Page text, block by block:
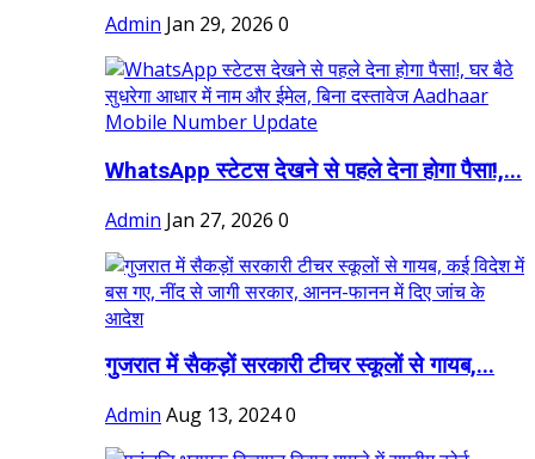
Admin Jan 29, 2026 0
WhatsApp स्टेटस देखने से पहले देना होगा पैसा!,...
Admin Jan 27, 2026 0
गुजरात में सैकड़ों सरकारी टीचर स्कूलों से गायब,...
Admin Aug 13, 20240